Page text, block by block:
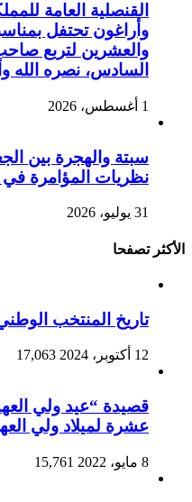
القنصلية العامة
وأراغون تحتفل
والعشرين لتربع
السادس، نصره الله
1 أغسطس، 2026
سبتة والهجرة بين
نظريات المؤامرة
31 يوليو، 2026
الأكثر تصفحا
تاريخ المنتخب
12 أكتوبر، 2024 17,063
قصيدة “عيد ولي
عشرة لميلاد ولي
8 مايو، 2022 15,761